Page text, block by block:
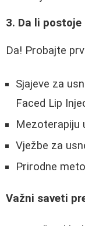
3. Da li
Da! Probajte
Sjajeve za
Faced Lip
Mezoterapiju
Vježbe za
Prirodne
Važni saveti